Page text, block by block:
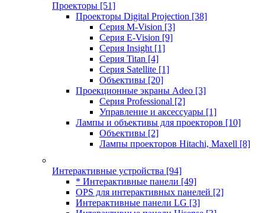
Проекторы [51]
Проекторы Digital Projection [38]
Серия M-Vision [3]
Серия E-Vision [9]
Серия Insight [1]
Серия Titan [4]
Серия Satellite [1]
Объективы [20]
Проекционные экраны Adeo [3]
Серия Professional [2]
Управление и аксессуары [1]
Лампы и объективы для проекторов [10]
Объективы [2]
Лампы проекторов Hitachi, Maxell [8]
Интерактивные устройства [94]
* Интерактивные панели [49]
OPS для интерактивных панелей [2]
Интерактивные панели LG [3]